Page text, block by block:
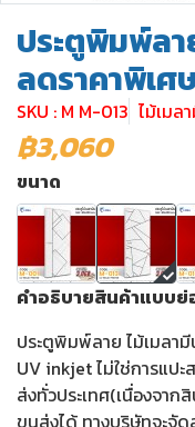
ประตูพิมพ์ล
ลดราคาพิเศ
SKU : M M-013 ไม้เมล
฿3,060
ขนาด
คำอธิบายสินค้าแบบย่
ประตูพิมพ์ลาย ไม้เมลา
UV inkjet ไม่ใช่การแป
ส่งทั่วประเทศ(เนื่องจา
ขนส่งได้ ทางบริษัทจะจั